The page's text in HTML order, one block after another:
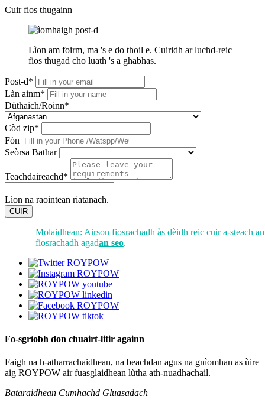
Cuir fios thugainn
Lìon am foirm, ma 's e do thoil e. Cuiridh ar luchd-reic
fios thugad cho luath 's a ghabhas.
Post-d*
Làn ainm*
Dùthaich/Roinn*
Còd zip*
Fòn
Seòrsa Bathar
Teachdaireachd*
Lìon na raointean riatanach.
CUIR
Molaidhean: Airson fiosrachadh às dèidh reic cuir a-steach
fiosrachadh agadan seo.
Fo-sgrìobh don chuairt-litir againn
Faigh na h-atharrachaidhean, na beachdan agus na gnìomhan as ùire
aig ROYPOW air fuasglaidhean lùtha ath-nuadhachail.
Bataraidhean Cumhachd Gluasadach